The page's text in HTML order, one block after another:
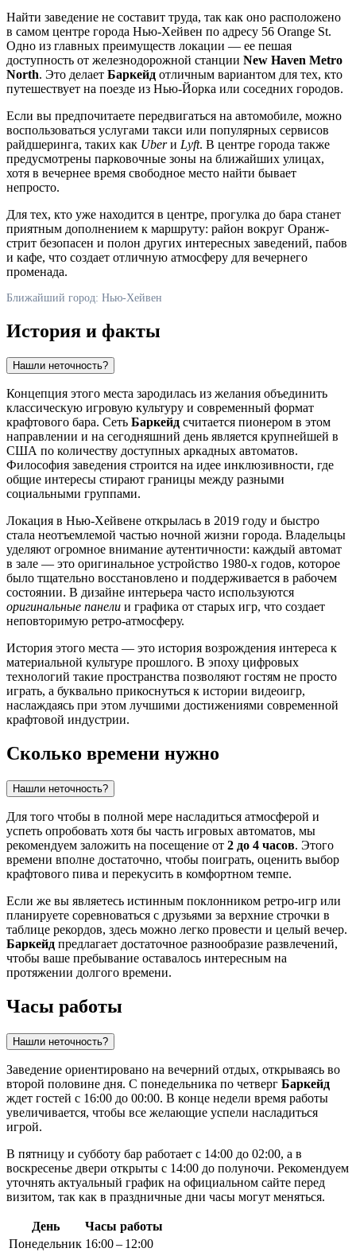
Найти заведение не составит труда, так как оно расположено
в самом центре города Нью-Хейвен по адресу 56 Orange St.
Одно из главных преимуществ локации — ее пешая
доступность от железнодорожной станции New Haven Metro
North. Это делает Баркейд отличным вариантом для тех, кто
путешествует на поезде из Нью-Йорка или соседних городов.
Если вы предпочитаете передвигаться на автомобиле, можно
воспользоваться услугами такси или популярных сервисов
райдшеринга, таких как Uberи Lyft. В центре города также
предусмотрены парковочные зоны на ближайших улицах,
хотя в вечернее время свободное место найти бывает
непросто.
Для тех, кто уже находится в центре, прогулка до бара станет
приятным дополнением к маршруту: район вокруг Оранж-
стрит безопасен и полон других интересных заведений, пабов
и кафе, что создает отличную атмосферу для вечернего
променада.
Ближайший город: Нью-Хейвен
История и факты
Нашли неточность?
Концепция этого места зародилась из желания объединить
классическую игровую культуру и современный формат
крафтового бара. Сеть Баркейд считается пионером в этом
направлении и на сегодняшний день является крупнейшей в
США по количеству доступных аркадных автоматов.
Философия заведения строится на идее инклюзивности, где
общие интересы стирают границы между разными
социальными группами.
Локация в Нью-Хейвене открылась в 2019 году и быстро
стала неотъемлемой частью ночной жизни города. Владельцы
уделяют огромное внимание аутентичности: каждый автомат
в зале — это оригинальное устройство 1980-х годов, которое
было тщательно восстановлено и поддерживается в рабочем
состоянии. В дизайне интерьера часто используются
оригинальные панели и графика от старых игр, что создает
неповторимую ретро-атмосферу.
История этого места — это история возрождения интереса к
материальной культуре прошлого. В эпоху цифровых
технологий такие пространства позволяют гостям не просто
играть, а буквально прикоснуться к истории видеоигр,
наслаждаясь при этом лучшими достижениями современной
крафтовой индустрии.
Сколько времени нужно
Нашли неточность?
Для того чтобы в полной мере насладиться атмосферой и
успеть опробовать хотя бы часть игровых автоматов, мы
рекомендуем заложить на посещение от 2 до 4 часов. Этого
времени вполне достаточно, чтобы поиграть, оценить выбор
крафтового пива и перекусить в комфортном темпе.
Если же вы являетесь истинным поклонником ретро-игр или
планируете соревноваться с друзьями за верхние строчки в
таблице рекордов, здесь можно легко провести и целый вечер.
Баркейд предлагает достаточное разнообразие развлечений,
чтобы ваше пребывание оставалось интересным на
протяжении долгого времени.
Часы работы
Нашли неточность?
Заведение ориентировано на вечерний отдых, открываясь во
второй половине дня. С понедельника по четверг Баркейд
ждет гостей с 16:00 до 00:00. В конце недели время работы
увеличивается, чтобы все желающие успели насладиться
игрой.
В пятницу и субботу бар работает с 14:00 до 02:00, а в
воскресенье двери открыты с 14:00 до полуночи. Рекомендуем
уточнять актуальный график на официальном сайте перед
визитом, так как в праздничные дни часы могут меняться.
День
Часы работы
Понедельник 16:00 – 12:00